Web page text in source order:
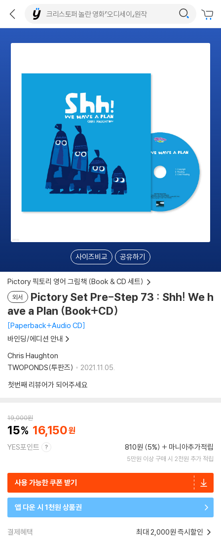
사이즈비교 공유하기
Pictory 픽토리 영어 그림책 (Book & CD 세트)
외서
Pictory Set Pre-Step 73 : Shh! We h
ave a Plan (Book+CD)
Paperback+Audio CD
바인딩/에디션 안내
Chris Haughton
TWOPONDS(투판즈)
2021.11.05.
첫번째 리뷰어가 되어주세요
19,000원
15 16,150
YES포인트 810원 (5%) 마니아추가적립
5만원 이상 구매 시 2천원 추가 적립
사용 가능한 쿠폰 받기
앱 다운 시 1천원 상품권
결제혜택 최대 2,000원 즉시할인